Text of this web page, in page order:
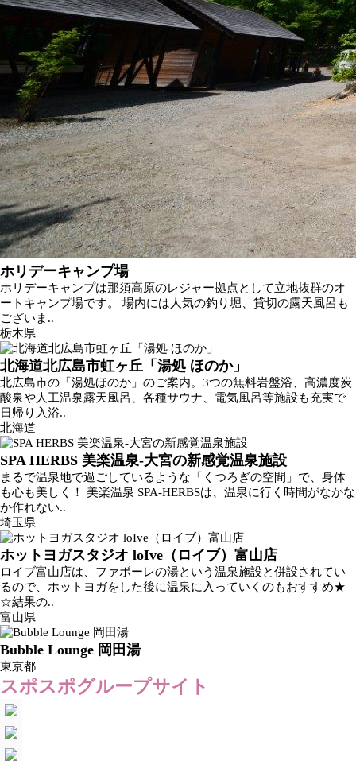
ホリデーキャンプ場
ホリデーキャンプは那須高原のレジャー拠点として立地抜群のオ
ートキャンプ場です。 場内には人気の釣り堀、貸切の露天風呂も
ございま..
栃木県
北海道北広島市虹ヶ丘「湯処 ほのか」
北広島市の「湯処ほのか」のご案内。3つの無料岩盤浴、高濃度炭
酸泉や人工温泉露天風呂、各種サウナ、電気風呂等施設も充実で
日帰り入浴..
北海道
SPA HERBS 美楽温泉‐大宮の新感覚温泉施設
まるで温泉地で過ごしているような「くつろぎの空間」で、身体
も心も美しく！ 美楽温泉 SPA-HERBSは、温泉に行く時間がなかな
か作れない..
埼玉県
ホットヨガスタジオ loIve（ロイブ）富山店
ロイブ富山店は、ファボーレの湯という温泉施設と併設されてい
るので、ホットヨガをした後に温泉に入っていくのもおすすめ★
☆結果の..
富山県
Bubble Lounge 岡田湯
東京都
スポスポグループサイト